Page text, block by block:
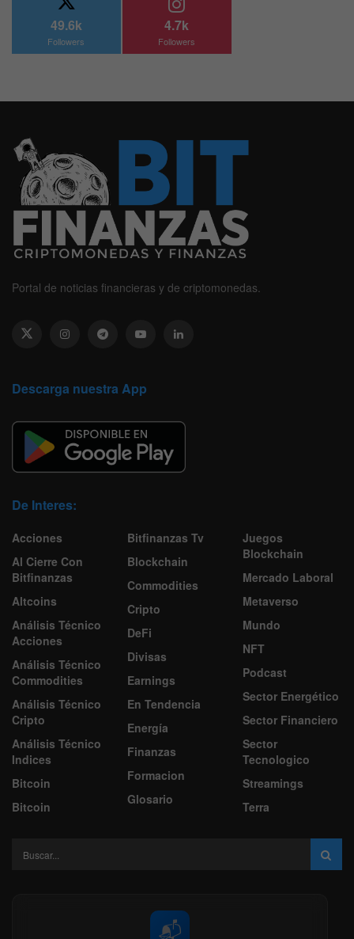
49.6k
Followers
4.7k
Followers
Portal de noticias financieras y de criptomonedas.
Descarga nuestra App
De Interes:
Acciones
Al Cierre Con
Bitfinanzas
Altcoins
Análisis Técnico
Acciones
Análisis Técnico
Commodities
Análisis Técnico
Cripto
Análisis Técnico
Indices
Bitcoin
Bitcoin
Bitfinanzas Tv
Blockchain
Commodities
Cripto
DeFi
Divisas
Earnings
En Tendencia
Energía
Finanzas
Formacion
Glosario
Juegos
Blockchain
Mercado Laboral
Metaverso
Mundo
NFT
Podcast
Sector Energético
Sector Financiero
Sector
Tecnologico
Streamings
Terra
📬